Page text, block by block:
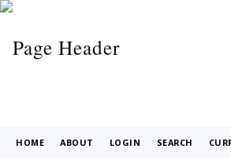
HOME ABOUT LOGIN SEARCH